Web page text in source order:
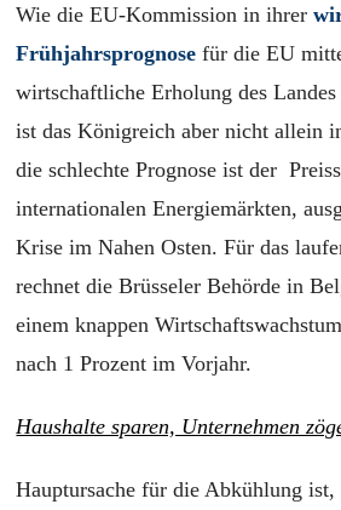
Wie die EU-Kommission in ihrer
Frühjahrsprognose für die EU
wirtschaftliche Erholung des
ist das Königreich aber nicht allein
die schlechte Prognose ist der
internationalen Energiemärkten,
Krise im Nahen Osten. Für das
rechnet die Brüsseler Behörde in
einem knappen
nach 1 Prozent im Vorjahr.
Haushalte sparen, Unternehmen
Hauptursache für die Abkühlung ist,